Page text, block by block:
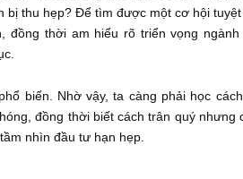
tuyệt vời, có triển vọng lớn,
đầu tư đó đến cùng thay vì kiếm
đầu tư thành công tột đỉnh như
lần đầu tư, song họ sinh lợi hàng
lâu, từ 5-10 năm, và dành phần
tôi cần phải cảnh báo các nhà
doanh nghiệp đã lớn đến mức
không, khi mà dân số và chi